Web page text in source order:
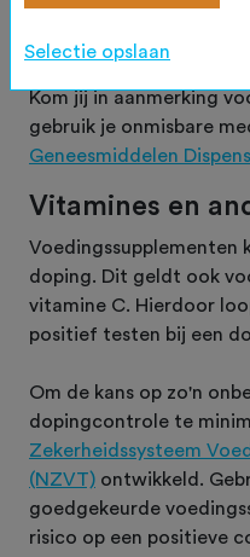
vaak de term
gebruikt.
Kom jij in aanmerking
gebruik je onmisbare
Geneesmiddelen
Vitamines en
Voedingssupplementen
doping. Dit geldt ook
vitamine C. Hierdoor
positief testen bij een
Om de kans op zo'n
dopingcontrole te
Zekerheidssysteem
(NZVT) ontwikkeld.
goedgekeurde
risico op een positieve
Selectie opslaan